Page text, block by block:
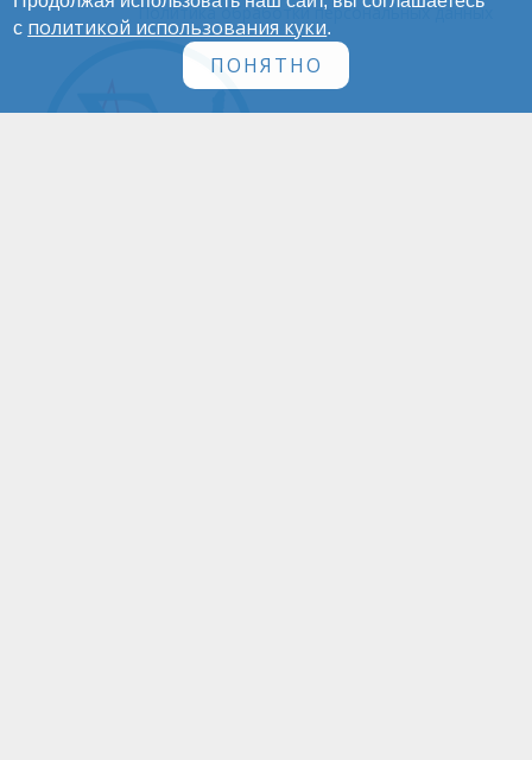
Политика обработки персональных данных
с политикой использования куки.
ПОНЯТНО